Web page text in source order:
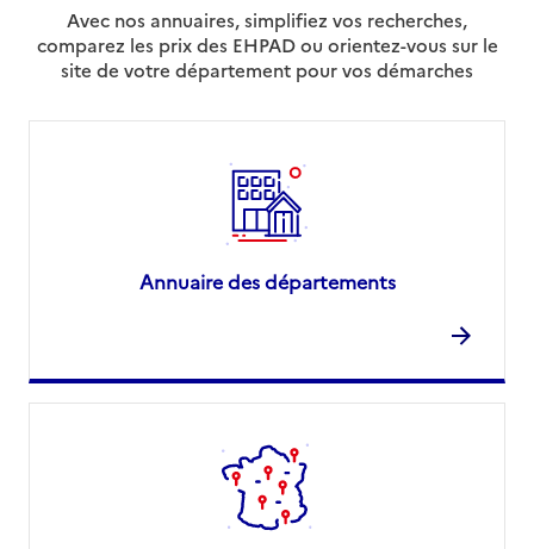
Avec nos annuaires, simplifiez vos recherches,
comparez les prix des EHPAD ou orientez-vous sur le
site de votre département pour vos démarches
Annuaire des départements